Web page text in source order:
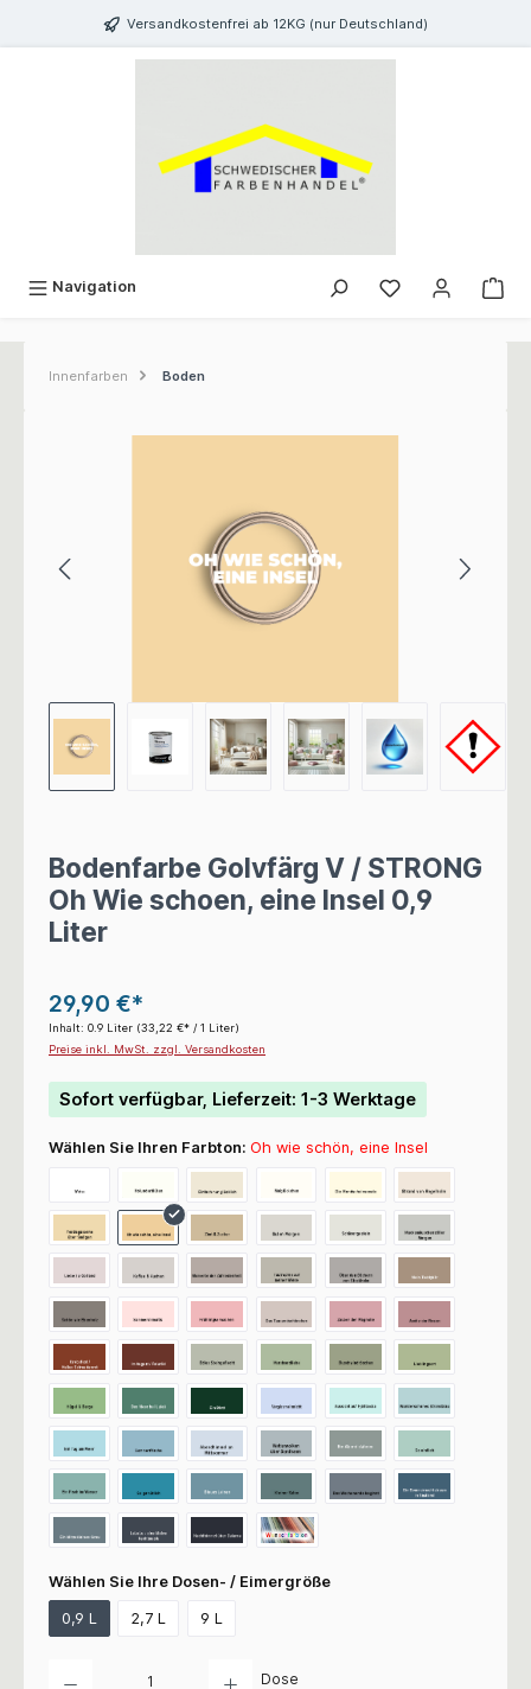
springen Versandkostenfrei ab 12KG (nur Deutschland)
Navigation
Innenfarben Boden
Bodenfarbe Golvfärg V / STRONG
Oh Wie schoen, eine Insel 0,9
Liter
29,90 €*
Inhalt: 0.9 Liter (33,22 €* / 1 Liter)
Preise inkl. MwSt. zzgl. Versandkosten
Sofort verfügbar, Lieferzeit: 1-3 Werktage
Wählen Sie Ihren Farbton: Oh wie schön, eine Insel
Wählen Sie Ihre Dosen- / Eimergröße
0,9 L 2,7 L 9 L
Dose